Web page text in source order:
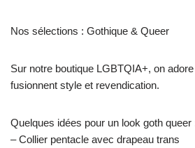
Nos sélections : Gothique & Queer
Sur notre boutique LGBTQIA+, on
fusionnent style et revendication.
Quelques idées pour un look goth queer
– Collier pentacle avec drapeau trans